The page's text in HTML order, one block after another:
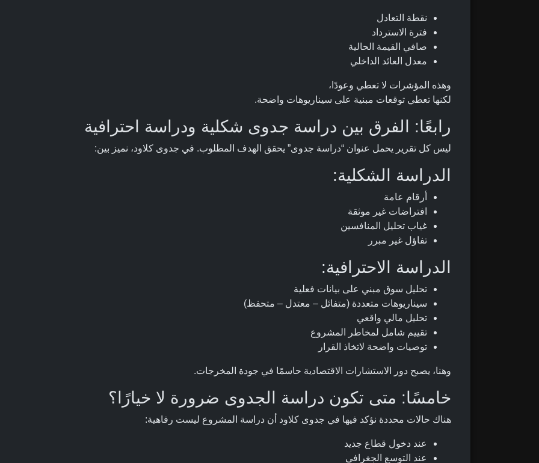
نقطة التعادل
فترة الاسترداد
صافي القيمة الحالية
معدل العائد الداخلي
وهذه المؤشرات لا تعطي وعودًا،
لكنها تعطي توقعات مبنية على سيناريوهات واضحة.
رابعًا: الفرق بين دراسة جدوى شكلية ودراسة احترافية
ليس كل تقرير يحمل عنوان “دراسة جدوى” يحقق الهدف المطلوب. في جدوى كلاود، نميز بين:
الدراسة الشكلية:
أرقام عامة
افتراضات غير موثقة
غياب تحليل المنافسين
تفاؤل غير مبرر
الدراسة الاحترافية:
تحليل سوق مبني على بيانات فعلية
سيناريوهات متعددة (متفائل – معتدل – متحفظ)
تحليل مالي واقعي
تقييم شامل لمخاطر المشروع
توصيات واضحة لاتخاذ القرار
وهنا، يصبح دور الاستشارات الاقتصادية حاسمًا في جودة المخرجات.
خامسًا: متى تكون دراسة الجدوى ضرورة لا خيارًا؟
هناك حالات محددة نؤكد فيها في جدوى كلاود أن دراسة المشروع ليست رفاهية:
عند دخول قطاع جديد
عند التوسع الجغرافي